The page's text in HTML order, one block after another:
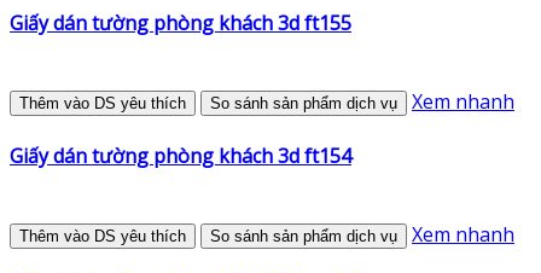
Giấy dán tường phòng khách 3d ft155
Thêm vào DS yêu thích So sánh sản phẩm dịch vụ Xem nhanh
Giấy dán tường phòng khách 3d ft154
Thêm vào DS yêu thích So sánh sản phẩm dịch vụ Xem nhanh